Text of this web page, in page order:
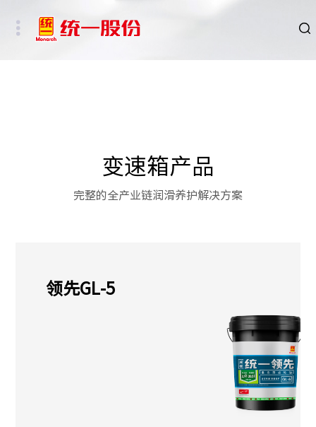
其他行业
变速箱产品
完整的全产业链润滑养护解决方案
领先GL-5